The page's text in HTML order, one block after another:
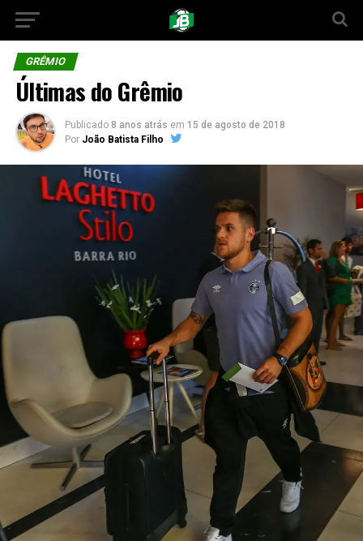
GRÊMIO
Últimas do Grêmio
Publicado 8 anos atrás em 15 de agosto de 2018
Por João Batista Filho